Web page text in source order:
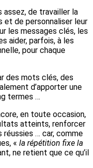
assez, de travailler la
et de personnaliser leur
les messages clés, les
aider, parfois, à les
pour chaque
des mots clés, des
d’apporter une
termes …
en toute occasion,
atteints, renforcer
… car, comme
« la répétition fixe la
ne retient que ce qu’il